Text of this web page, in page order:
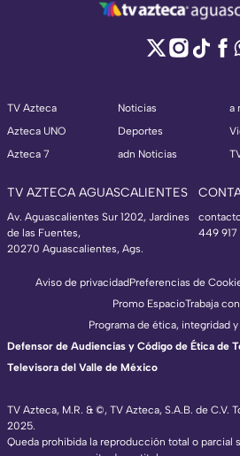
TV Azteca
Azteca UNO
Azteca 7
Noticias
Deportes
adn Noticias
a
TV AZTECA AGUASCALIENTES
Av. Aguascalientes Sur 1202, Jardines
de las Fuentes,
20270 Aguascalientes, Ags.
449
TV Azteca, M.R. & ©, TV Azteca, S.A.B. de C.V.
2025.
Queda prohibida la reproducción total o parcial
Aviso de privacidadPreferencias de
Promo EspacioTrabaja
Programa de ética, integridad
Defensor de Audiencias y Código de Ética de
Televisora del Valle de México